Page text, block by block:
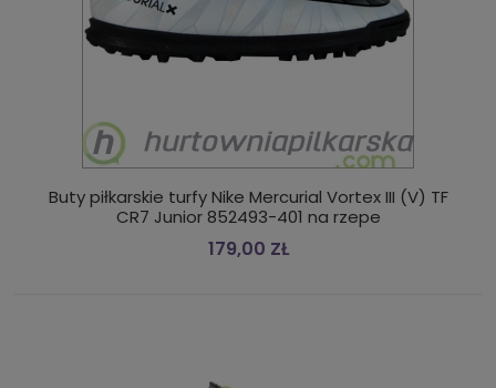
Buty piłkarskie turfy Nike Mercurial Vortex III (V) TF
CR7 Junior 852493-401 na rzepe
179,00 ZŁ